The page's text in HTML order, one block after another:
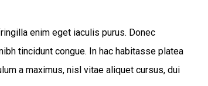
enim eget iaculis purus. Donec
tincidunt congue. In hac habitasse platea
a maximus, nisl vitae aliquet cursus, dui